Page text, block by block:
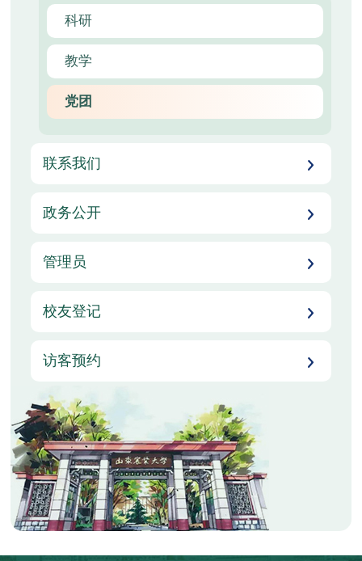
科研
教学
党团
联系我们
政务公开
管理员
校友登记
访客预约